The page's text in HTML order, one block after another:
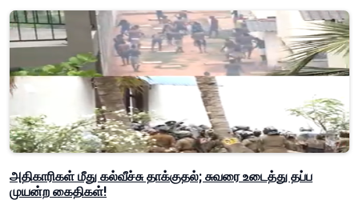
அதிகாரிகள் மீது கல்வீச்சு தாக்குதல்; சுவரை உடைத்து தப்ப
முயன்ற கைதிகள்!